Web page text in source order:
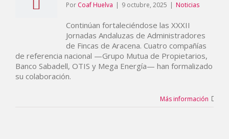
Por Coaf Huelva | 9 octubre, 2025 | Noticias
Continúan fortaleciéndose las XXXII
Jornadas Andaluzas de Administradores
de Fincas de Aracena. Cuatro compañías
de referencia nacional —Grupo Mutua de Propietarios,
Banco Sabadell, OTIS y Mega Energía— han formalizado
su colaboración.
Más información